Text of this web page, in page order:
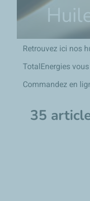
Retrouvez ici nos
TotalEnergies
Commandez en
35